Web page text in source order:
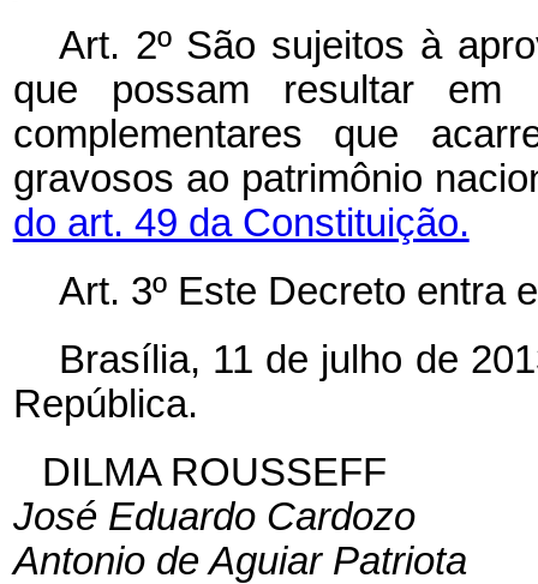
Art. 2º São sujeitos à
que possam resultar em
complementares que
gravosos ao patrimônio
do art. 49 da Constituição.
Art. 3º Este Decreto entra
Brasília, 11 de julho de
República.
DILMA ROUSSEFF
José Eduardo Cardozo
Antonio de Aguiar Patriota